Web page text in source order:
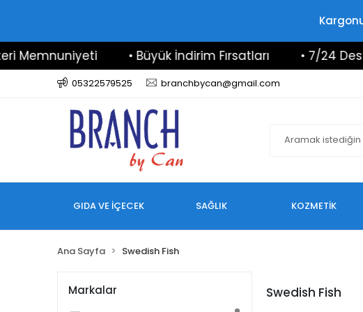
Memnuniyeti • Büyük İndirim Fırsatları • 7/24
05322579525 branchbycan@gmail.com
GIDA VE İÇECEK SAĞLIK KOZMETİK
Ana Sayfa Swedish Fish
Markalar Swedish Fish